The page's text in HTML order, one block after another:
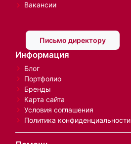
Вакансии
Письмо директору
Информация
Блог
Портфолио
Бренды
Карта сайта
Условия соглашения
Политика конфиденциальности